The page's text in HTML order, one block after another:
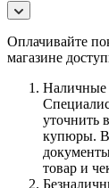
Оплачивайте
магазине
Наличные
уточнить
купюры.
товар и